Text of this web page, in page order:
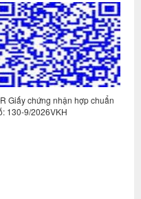
Giấy chứng nhận hợp chuẩn
130-9/2026VKH